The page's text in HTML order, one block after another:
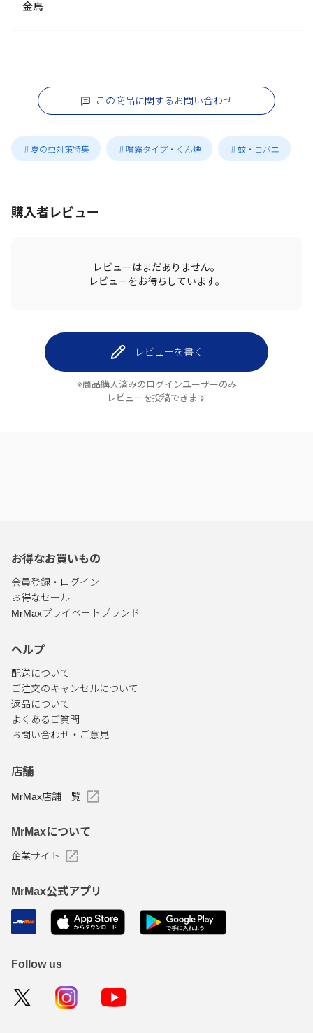
金鳥
この商品に関するお問い合わせ
＃夏の虫対策特集 ＃噴霧タイプ・くん煙 ＃蚊・コバエ
購入者レビュー
レビューはまだありません。
レビューをお待ちしています。
レビューを書く
※商品購入済みのログインユーザーのみ
レビューを投稿できます
お得なお買いもの
会員登録・ログイン
お得なセール
MrMaxプライベートブランド
ヘルプ
配送について
ご注文のキャンセルについて
返品について
よくあるご質問
お問い合わせ・ご意見
店舗
MrMax店舗一覧
MrMaxについて
企業サイト
MrMax公式アプリ
Follow us